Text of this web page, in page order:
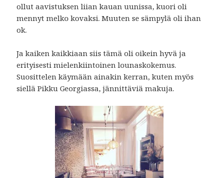
ollut aavistuksen liian kauan uunissa, kuori oli
mennyt melko kovaksi. Muuten se sämpylä oli ihan
ok.
Ja kaiken kaikkiaan siis tämä oli oikein hyvä ja
erityisesti mielenkiintoinen lounaskokemus.
Suosittelen käymään ainakin kerran, kuten myös
siellä Pikku Georgiassa, jännittäviä makuja.